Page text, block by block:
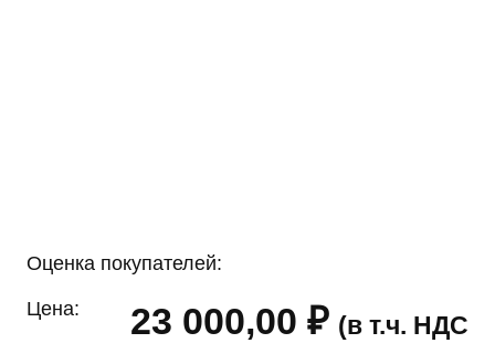
Оценка покупателей:
Цена: 23 000,00 ₽ (в т.ч. НДС